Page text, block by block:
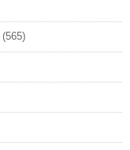
(565)